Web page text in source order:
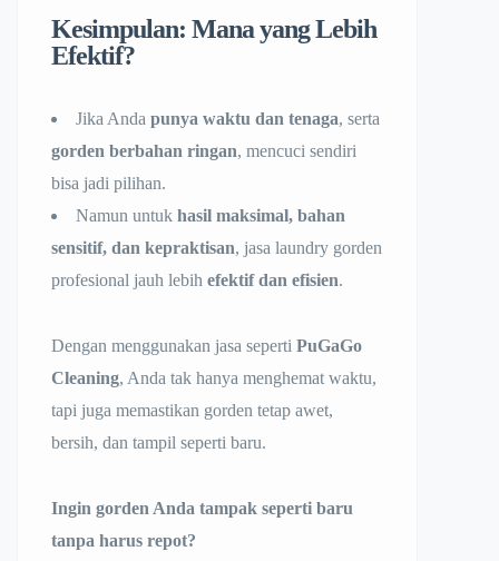
Kesimpulan: Mana yang Lebih
Efektif?
Jika Anda punya waktu dan tenaga, serta
gorden berbahan ringan, mencuci sendiri
bisa jadi pilihan.
Namun untuk hasil maksimal, bahan
sensitif, dan kepraktisan, jasa laundry gorden
profesional jauh lebih efektif dan efisien.
Dengan menggunakan jasa seperti PuGaGo
Cleaning, Anda tak hanya menghemat waktu,
tapi juga memastikan gorden tetap awet,
bersih, dan tampil seperti baru.
Ingin gorden Anda tampak seperti baru
tanpa harus repot?